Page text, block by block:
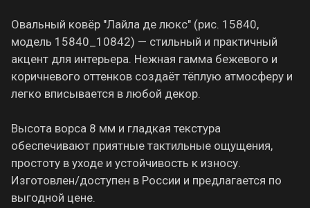
Овальный ковёр "Лайла де люкс" (рис. 15840,
модель 15840_10842) — стильный и практичный
акцент для интерьера. Нежная гамма бежевого и
коричневого оттенков создаёт тёплую атмосферу и
легко вписывается в любой декор.
Высота ворса 8 мм и гладкая текстура
обеспечивают приятные тактильные ощущения,
простоту в уходе и устойчивость к износу.
Изготовлен/доступен в России и предлагается по
выгодной цене.